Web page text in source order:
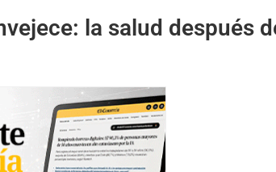
la salud después